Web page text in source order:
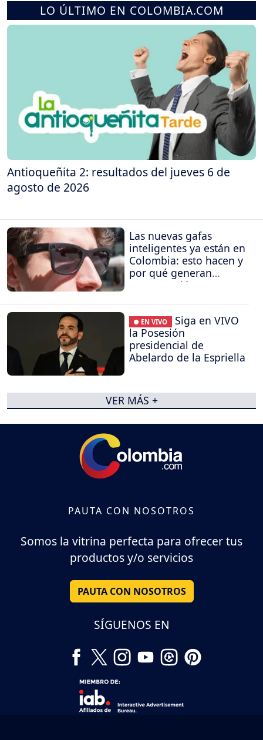
LO ÚLTIMO EN COLOMBIA.COM
Antioqueñita 2: resultados del jueves 6 de
agosto de 2026
Las nuevas gafas
inteligentes ya están en
Colombia: esto hacen y
por qué generan
preocupación
● EN VIVO
Siga en VIVO
la Posesión
presidencial de
Abelardo de la Espriella
VER MÁS +
PAUTA CON NOSOTROS
Somos la vitrina perfecta para ofrecer tus
productos y/o servicios
PAUTA CON NOSOTROS
SÍGUENOS EN